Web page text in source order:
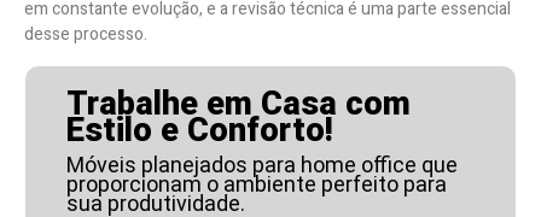
em constante evolução, e a revisão técnica é uma parte essencial
desse processo.
Trabalhe em Casa com
Estilo e Conforto!
Móveis planejados para home office que
proporcionam o ambiente perfeito para
sua produtividade.